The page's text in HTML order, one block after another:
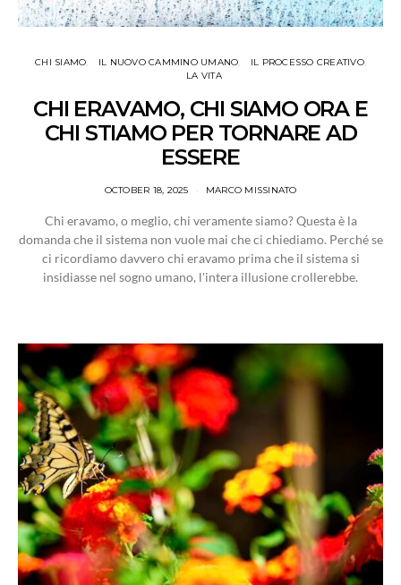
CHI SIAMO IL NUOVO CAMMINO UMANO
IL PROCESSO CREATIVO
LA VITA
CHI ERAVAMO, CHI SIAMO ORA E
CHI STIAMO PER TORNARE AD
ESSERE
OCTOBER 18, 2025 MARCO MISSINATO
Chi eravamo, o meglio, chi veramente siamo? Questa è la
domanda che il sistema non vuole mai che ci chiediamo. Perché se
ci ricordiamo davvero chi eravamo prima che il sistema si
insidiasse nel sogno umano, l'intera illusione crollerebbe.